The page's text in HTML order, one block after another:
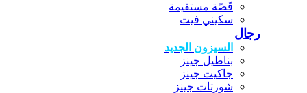
قَصّة مستقيمة
سكيني فيت
رجال
السيزون الجديد
بناطيل جينز
جاكيت جينز
شورتات جينز